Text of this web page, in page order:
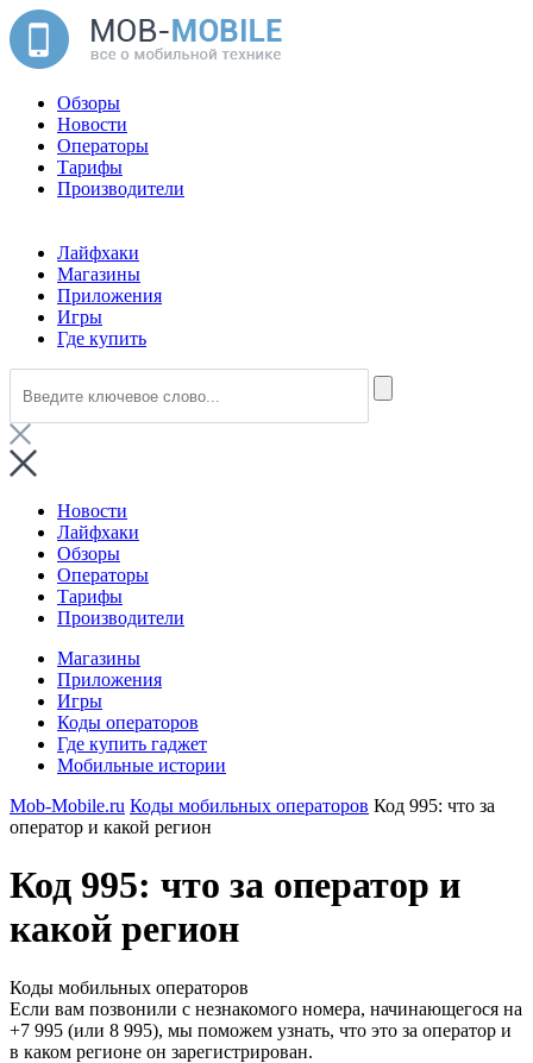
Обзоры
Новости
Операторы
Тарифы
Производители
Лайфхаки
Магазины
Приложения
Игры
Где купить
Новости
Лайфхаки
Обзоры
Операторы
Тарифы
Производители
Магазины
Приложения
Игры
Коды операторов
Где купить гаджет
Мобильные истории
Mob-Mobile.ru Коды мобильных операторов Код 995: что за
оператор и какой регион
Код 995: что за оператор и
какой регион
Коды мобильных операторов
Если вам позвонили с незнакомого номера, начинающегося на
+7 995 (или 8 995), мы поможем узнать, что это за оператор и
в каком регионе он зарегистрирован.